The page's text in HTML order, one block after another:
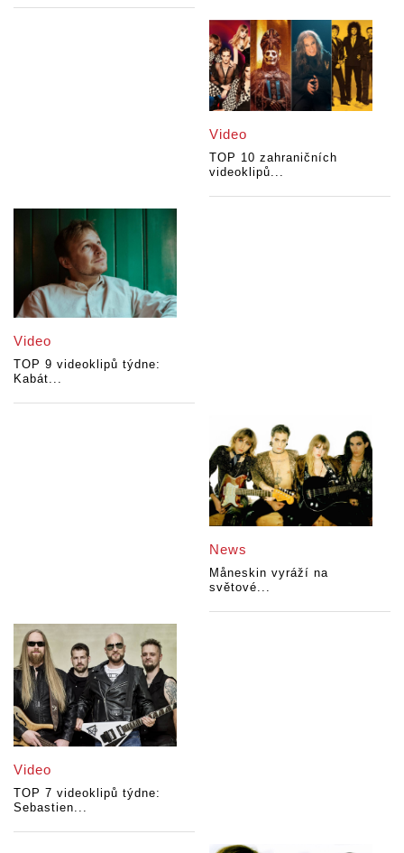
Video
TOP 10 zahraničních
videoklipů...
Video
TOP 9 videoklipů týdne:
Kabát...
News
Måneskin vyráží na
světové...
Video
TOP 7 videoklipů týdne:
Sebastien...